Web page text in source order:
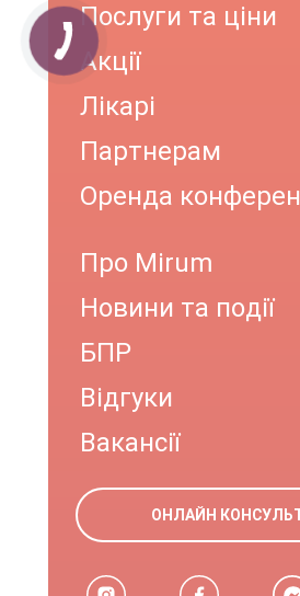
Послуги та ціни
Акції
Лікарі
Партнерам
Оренда
Про Mirum
Новини та події
БПР
Відгуки
Вакансії
ОНЛАЙН